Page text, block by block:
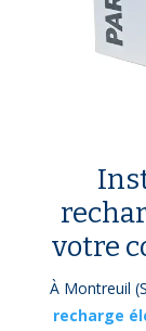
votre
À Montreuil
recharge